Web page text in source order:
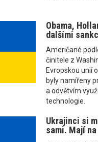
Obama,
dalšími
Američané
činitele z
Evropskou unií
byly namířeny
a odvětvím
technologie.
Ukrajinci si
sami. Mají